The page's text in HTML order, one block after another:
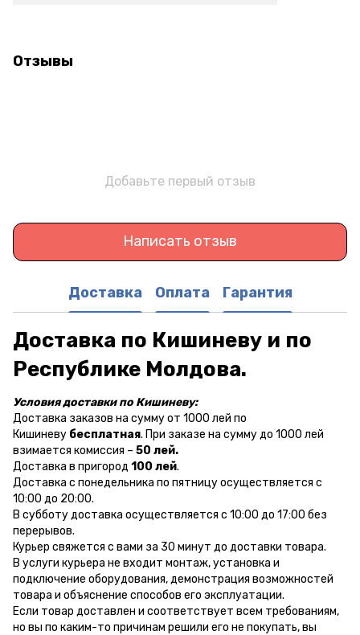
Отзывы
Добавьте первый отзыв
Написать отзыв
Доставка Оплата Гарантия
Доставка по Кишиневу и по
Республике Молдова.
Условия доставки по Кишиневу:
Доставка заказов на сумму от 1000 лей по
Кишиневу бесплатная. При заказе на сумму до 1000 лей
взимается комиссия – 50 лей.
Доставка в пригород 100 лей.
Доставка с понедельника по пятницу осуществляется с
10:00 до 20:00.
В субботу доставка осуществляется с 10:00 до 17:00 без
перерывов.
Курьер свяжется с вами за 30 минут до доставки товара.
В услуги курьера не входит монтаж, установка и
подключение оборудования, демонстрация возможностей
товара и объяснение способов его эксплуатации.
Если товар доставлен и соответствует всем требованиям,
но вы по каким-то причинам решили его не покупать, вы